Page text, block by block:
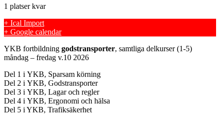
1 platser kvar
+ Ical Import
+ Google calendar
YKB fortbildning godstransporter, samtliga delkurser (1-5)
måndag – fredag v.10 2026
Del 1 i YKB, Sparsam körning
Del 2 i YKB, Godstransporter
Del 3 i YKB, Lagar och regler
Del 4 i YKB, Ergonomi och hälsa
Del 5 i YKB, Trafiksäkerhet